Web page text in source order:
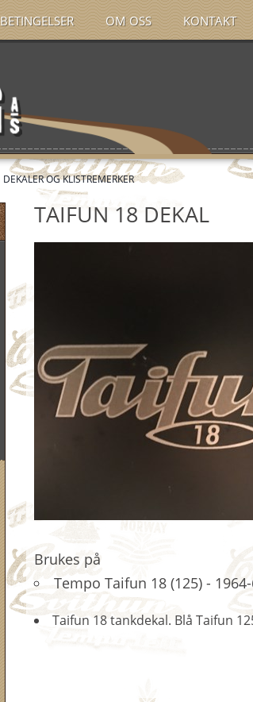
BETINGELSER OM OSS KONTAKT
DEKALER OG KLISTREMERKER
TAIFUN 18 DEKAL
Brukes på
Tempo Taifun 18 (125) -
Taifun 18 tankdekal. Blå Taifun